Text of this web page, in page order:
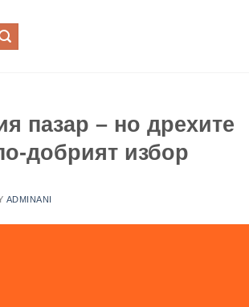
пазар – но дрехите
добрият избор
ADMINANI